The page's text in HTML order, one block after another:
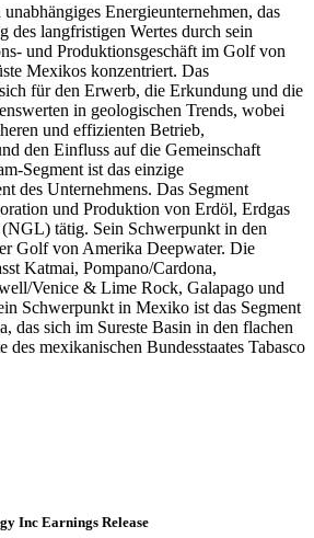
Energieunternehmen, das
des langfristigen Wertes durch sein
und Produktionsgeschäft im Golf von
Mexikos konzentriert. Das
für den Erwerb, die Erkundung und die
in geologischen Trends, wobei
und effizienten Betrieb,
den Einfluss auf die Gemeinschaft
Segment ist das einzige
des Unternehmens. Das Segment
und Produktion von Erdöl, Erdgas
tätig. Sein Schwerpunkt in den
Golf von Amerika Deepwater. Die
Katmai, Pompano/Cardona,
Venice & Lime Rock, Galapago und
Schwerpunkt in Mexiko ist das Segment
das sich im Sureste Basin in den flachen
des mexikanischen Bundesstaates Tabasco
Inc Earnings Release